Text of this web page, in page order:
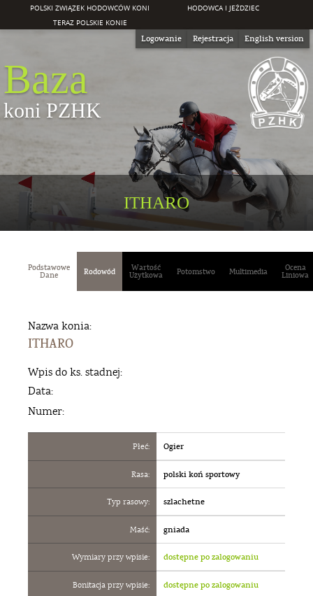
POLSKI ZWIĄZEK HODOWCÓW KONI
HODOWCA I JEŹDZIEC
TERAZ POLSKIE KONIE
Logowanie Rejestracja English version
Baza
koni PZHK
ITHARO
Podstawowe
Dane
Rodowód
Wartość
Użytkowa
Potomstwo Multimedia
Ocena
Liniowa
Nazwa konia:
ITHARO
Wpis do ks. stadnej:
Data:
Numer:
Płeć: Ogier
Rasa: polski koń sportowy
Typ rasowy: szlachetne
Maść: gniada
Wymiary przy wpisie: dostępne po zalogowaniu
Bonitacja przy wpisie: dostępne po zalogowaniu